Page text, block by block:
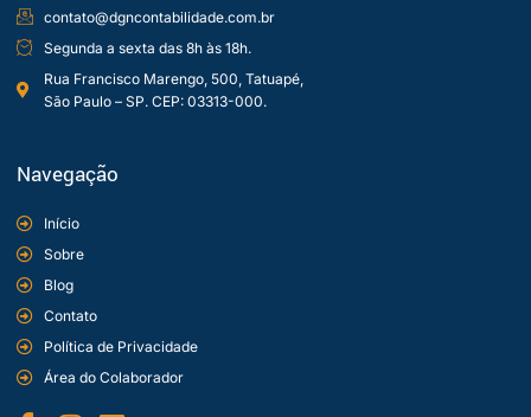
contato@dgncontabilidade.com.br
Segunda a sexta das 8h às 18h.
Rua Francisco Marengo, 500, Tatuapé,
São Paulo – SP. CEP: 03313-000.
Navegação
Início
Sobre
Blog
Contato
Política de Privacidade
Área do Colaborador